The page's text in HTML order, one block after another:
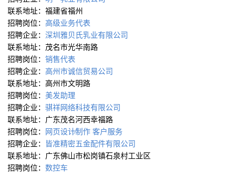
联系地址：福建省福州
招聘岗位： 高级业务代表
招聘企业： 深圳雅贝氏乳业有限公司
联系地址：茂名市光华南路
招聘岗位： 销售代表
招聘企业： 高州市诚信贸易公司
联系地址：高州市文明路
招聘岗位： 美发助理
招聘企业： 骐祥网络科技有限公司
联系地址：广东茂名河西幸福路
招聘岗位： 网页设计∕制作客户服务
招聘企业： 皆准精密五金配件有限公司
联系地址：广东佛山市松岗镇石泉村工业区
招聘岗位： 数控车